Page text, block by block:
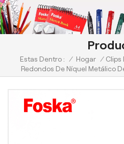
Estas Dentro : / Hogar / Clips
Redondos De Níquel Metálico